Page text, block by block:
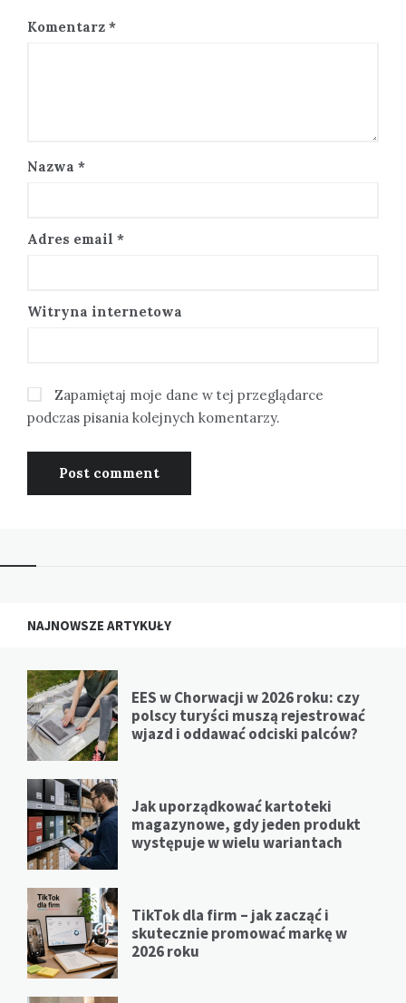
Komentarz *
Nazwa *
Adres email *
Witryna internetowa
Zapamiętaj moje dane w tej przeglądarce
podczas pisania kolejnych komentarzy.
NAJNOWSZE ARTYKUŁY
EES w Chorwacji w 2026 roku: czy
polscy turyści muszą rejestrować
wjazd i oddawać odciski palców?
Jak uporządkować kartoteki
magazynowe, gdy jeden produkt
występuje w wielu wariantach
TikTok dla firm – jak zacząć i
skutecznie promować markę w
2026 roku